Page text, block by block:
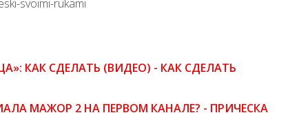
svoimi-rukami
КАК СДЕЛАТЬ (ВИДЕО) - КАК СДЕЛАТЬ
МАЖОР 2 НА ПЕРВОМ КАНАЛЕ? - ПРИЧЕСКА